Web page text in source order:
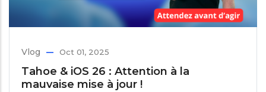
Vlog Oct 01, 2025
Tahoe & iOS 26 : Attention à la
mauvaise mise à jour !